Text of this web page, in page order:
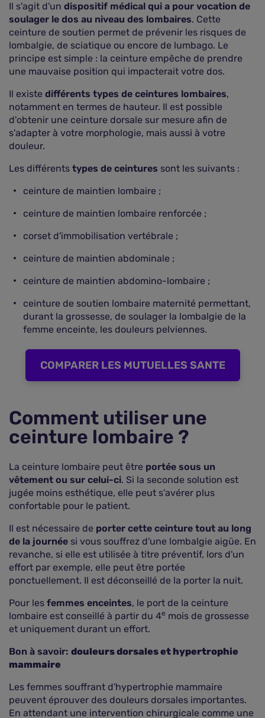
Il s'agit d'un dispositif médical qui a pour vocation de
soulager le dos au niveau des lombaires. Cette
ceinture de soutien permet de prévenir les risques de
lombalgie, de sciatique ou encore de lumbago. Le
principe est simple : la ceinture empêche de prendre
une mauvaise position qui impacterait votre dos.
Il existe différents types de ceintures lombaires,
notamment en termes de hauteur. Il est possible
d'obtenir une ceinture dorsale sur mesure afin de
s'adapter à votre morphologie, mais aussi à votre
douleur.
Les différents types de ceintures sont les suivants :
ceinture de maintien lombaire ;
ceinture de maintien lombaire renforcée ;
corset d'immobilisation vertébrale ;
ceinture de maintien abdominale ;
ceinture de maintien abdomino-lombaire ;
ceinture de soutien lombaire maternité permettant,
durant la grossesse, de soulager la lombalgie de la
femme enceinte, les douleurs pelviennes.
COMPARER LES MUTUELLES SANTE
Comment utiliser une
ceinture lombaire ?
La ceinture lombaire peut être portée sous un
vêtement ou sur celui-ci. Si la seconde solution est
jugée moins esthétique, elle peut s'avérer plus
confortable pour le patient.
Il est nécessaire de porter cette ceinture tout au long
de la journée si vous souffrez d'une lombalgie aigüe. En
revanche, si elle est utilisée à titre préventif, lors d'un
effort par exemple, elle peut être portée
ponctuellement. Il est déconseillé de la porter la nuit.
Pour les femmes enceintes, le port de la ceinture
lombaire est conseillé à partir du 4e mois de grossesse
et uniquement durant un effort.
Bon à savoir: douleurs dorsales et hypertrophie
mammaire
Les femmes souffrant d'hypertrophie mammaire
peuvent éprouver des douleurs dorsales importantes.
En attendant une intervention chirurgicale comme une